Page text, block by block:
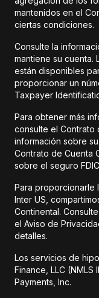
mantenidos en el
ciertas condiciones.
Consulte la
mantiene su cuenta.
están disponibles
proporcionar un
Taxpayer
Para obtener más
consulte el Contrato
información sobre
Contrato de Cuenta
sobre el seguro
Para proporcionarle
Inter US,
Continental.
el Aviso de
detalles.
Los servicios de
Finance, LLC (NMLS
Payments, Inc.